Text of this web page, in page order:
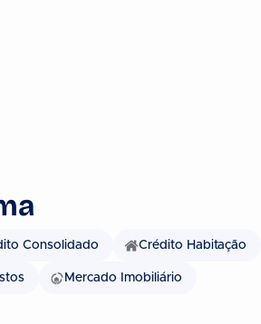
Consolidado Crédito Habitação
Mercado Imobiliário